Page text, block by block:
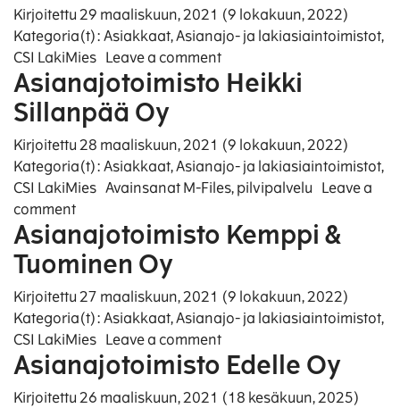
Kirjoitettu29 maaliskuun, 2021 (9 lokakuun, 2022)
Kategoria(t):Asiakkaat,Asianajo- ja lakiasiaintoimistot,
CSI LakiMies Leave a commenton Asianajotoimisto
Asianajotoimisto Heikki
Sillanpää Oy
Kirjoitettu28 maaliskuun, 2021 (9 lokakuun, 2022)
Kategoria(t):Asiakkaat,Asianajo- ja lakiasiaintoimistot,
CSI LakiMies AvainsanatM-Files,pilvipalvelu Leave a
commenton Asianajotoimisto Heikki Sillanpää Oy
Asianajotoimisto Kemppi &
Tuominen Oy
Kirjoitettu27 maaliskuun, 2021 (9 lokakuun, 2022)
Kategoria(t):Asiakkaat,Asianajo- ja lakiasiaintoimistot,
CSI LakiMies Leave a commenton Asianajotoimisto
Asianajotoimisto Edelle Oy
Kirjoitettu26 maaliskuun, 2021 (18 kesäkuun, 2025)